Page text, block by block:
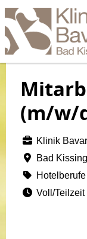
(m/w/
Klinik
Bad
Hotelberufe
Voll/Teilzeit